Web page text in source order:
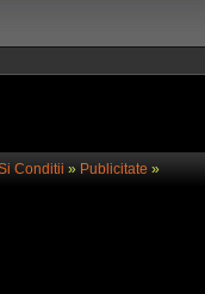
Conditii » Publicitate»